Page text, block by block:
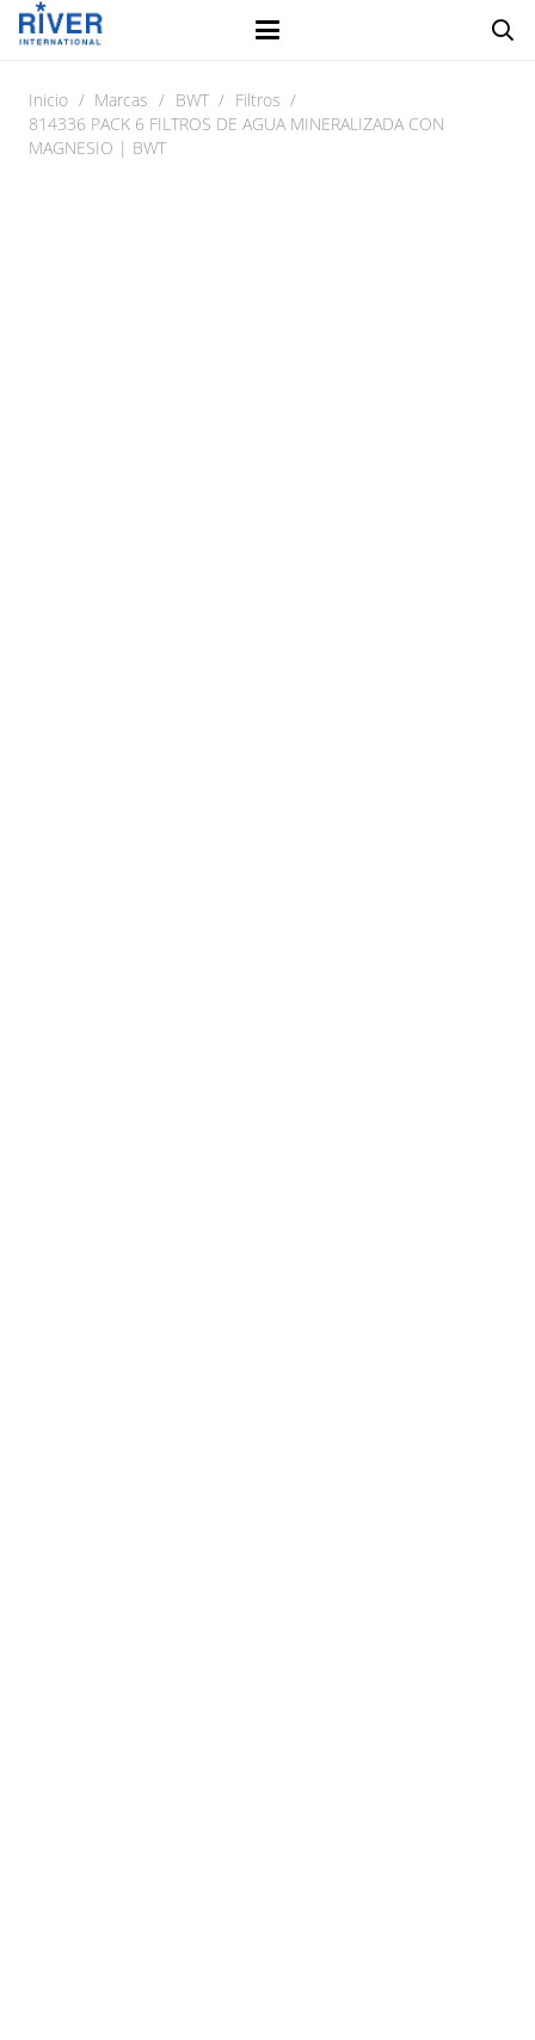
Inicio / Marcas / BWT / Filtros /
814336 PACK 6 FILTROS DE AGUA MINERALIZADA CON
MAGNESIO | BWT